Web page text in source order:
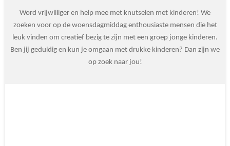
Word vrijwilliger en help mee met knutselen met kinderen! We
zoeken voor op de woensdagmiddag enthousiaste mensen die het
leuk vinden om creatief bezig te zijn met een groep jonge kinderen.
Ben jij geduldig en kun je omgaan met drukke kinderen? Dan zijn we
op zoek naar jou!